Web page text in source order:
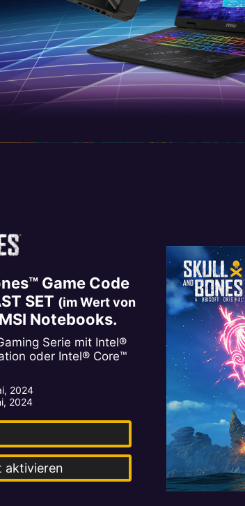
Game Code
SET (im Wert von
Notebooks.
Serie mit Intel®
oder Intel® Core™
2024
2024
aktivieren